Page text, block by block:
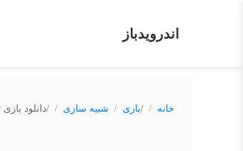
اندرویدباز
خانه /بازی شبیه سازی /دانلود بازی Draw Climber